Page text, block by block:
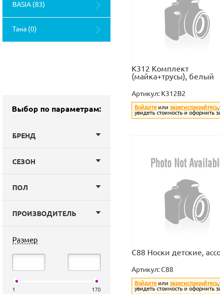
BASIA (83)
Тана (0)
Выбор по параметрам:
БРЕНД
СЕЗОН
ПОЛ
ПРОИЗВОДИТЕЛЬ
Размер
1 170
К312 Комплект
(майка+трусы), белый
Артикул: K312B2
Войдите или зарегистрируйтесь
увидеть стоимость и оформить
C88 Носки детские,
Артикул:C88
Войдите или зарегистрируйтесь
увидеть стоимость и оформить